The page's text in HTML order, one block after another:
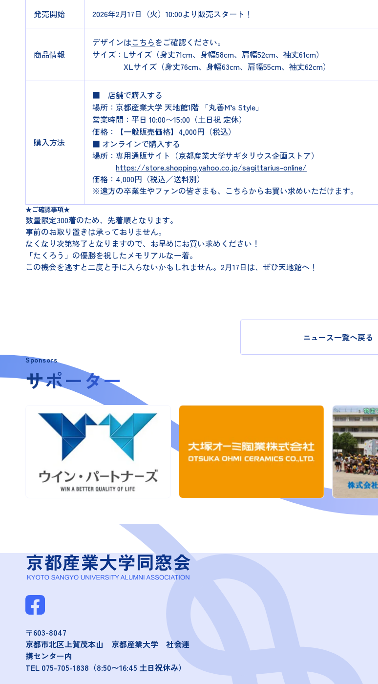
発売開始
2026年2月17日（火）10:00より販売スタート！
商品情報
デザインはこちらをご確認ください。
サイズ：Lサイズ（身丈71cm、身幅58cm、肩幅52cm、袖丈61cm）
XLサイズ（身丈76cm、身幅63cm、肩幅55cm、袖丈62cm）
購入方法
■ 店舗で購入する
場所：京都産業大学 天地館1階 「丸善M’s Style」
営業時間：平日 10:00〜15:00（土日祝 定休）
価格：【一般販売価格】4,000円（税込）
■ オンラインで購入する
場所：専用通販サイト（京都産業大学サギタリウス企画ストア）
https://store.shopping.yahoo.co.jp/sagittarius-online/
価格：4,000円（税込／送料別）
※遠方の卒業生やファンの皆さまも、こちらからお買い求めいただけます。
★ご確認事項★
数量限定300着のため、先着順となります。
事前のお取り置きは承っておりません。
なくなり次第終了となりますので、お早めにお買い求めください！
「たくろう」の優勝を祝したメモリアルな一着。
この機会を逃すと二度と手に入らないかもしれません。2月17日は、ぜひ天地館へ！
ニュース一覧へ戻る
Sponsors
サポーター
〒603-8047
京都市北区上賀茂本山 京都産業大学 社会連
携センター内
TEL 075-705-1838 （8:50〜16:45 土日祝休み）